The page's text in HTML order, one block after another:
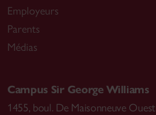
Employeurs
Parents
Médias
Campus Sir George Williams
1455, boul. De Maisonneuve Ouest